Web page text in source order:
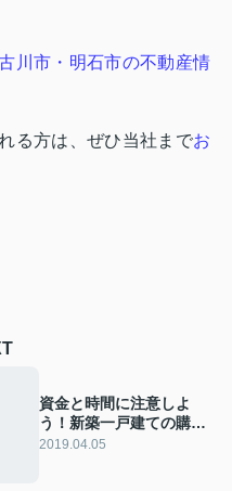
川市・明石市の不動産情
る方は、ぜひ当社までお
資金と時間に注意しよ
う！新築一戸建ての購入
の流れをご紹介！
2019.04.05